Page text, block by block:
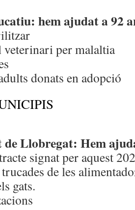
hem ajudat a 92
veterinari per malaltia
donats en adopció
de Llobregat: Hem
signat per aquest
de les
gats.